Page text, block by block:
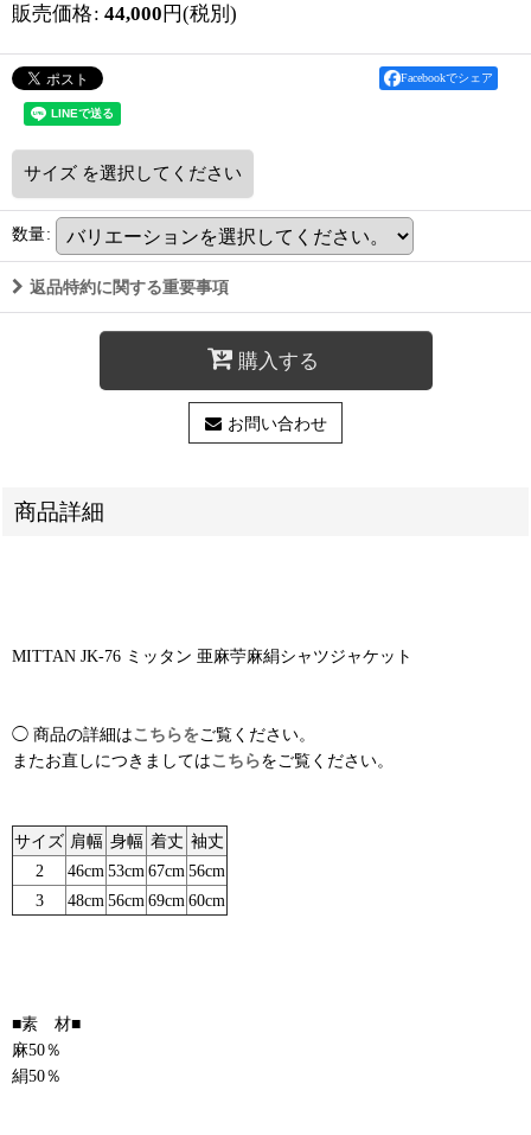
販売価格: 44,000 円(税別)
Facebookでシェア
サイズ を選択してください
数量:
返品特約に関する重要事項
購入する
お問い合わせ
商品詳細
MITTAN JK-76 ミッタン 亜麻苧麻絹シャツジャケット
◯ 商品の詳細はこちらをご覧ください。
またお直しにつきましてはこちらをご覧ください。
サイズ 肩幅 身幅 着丈 袖丈
2
46cm 53cm 67cm 56cm
3
48cm 56cm 69cm 60cm
■素 材■
麻50％
絹50％